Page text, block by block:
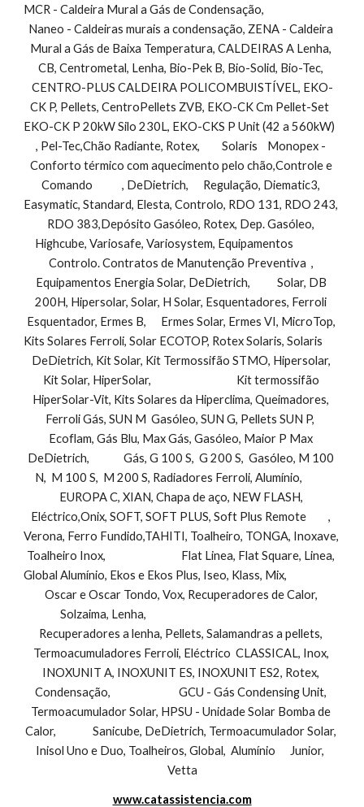
MCR - Caldeira Mural a Gás de Condensação,
Naneo - Caldeiras murais a condensação, ZENA - Caldeira
Mural a Gás de Baixa Temperatura, CALDEIRAS A Lenha,
CB, Centrometal, Lenha, Bio-Pek B, Bio-Solid, Bio-Tec,
CENTRO-PLUS CALDEIRA POLICOMBUISTÍVEL, EKO-
CK P, Pellets, CentroPellets ZVB, EKO-CK Cm Pellet-Set
EKO-CK P 20kW Silo 230L, EKO-CKS P Unit (42 a 560kW)
, Pel-Tec,Chão Radiante, Rotex,         Solaris    Monopex -
Conforto térmico com aquecimento pelo chão,Controle e
Comando            , DeDietrich,      Regulação, Diematic3,
Easymatic, Standard, Elesta, Controlo, RDO 131, RDO 243,
RDO 383,Depósito Gasóleo, Rotex, Dep. Gasóleo,
Highcube, Variosafe, Variosystem, Equipamentos
Controlo. Contratos de Manutenção Preventiva  ,
Equipamentos Energia Solar, DeDietrich,           Solar, DB
200H, Hipersolar, Solar, H Solar, Esquentadores, Ferroli
Esquentador, Ermes B,      Ermes Solar, Ermes VI, MicroTop,
Kits Solares Ferroli, Solar ECOTOP, Rotex Solaris, Solaris
DeDietrich, Kit Solar, Kit Termossifão STMO, Hipersolar,
Kit Solar, HiperSolar,                                   Kit termossifão
HiperSolar-Vit, Kits Solares da Hiperclima, Queimadores,
Ferroli Gás, SUN M  Gasóleo, SUN G, Pellets SUN P,
Ecoflam, Gás Blu, Max Gás, Gasóleo, Maior P Max
DeDietrich,              Gás, G 100 S,  G 200 S,  Gasóleo, M 100
N,  M 100 S,  M 200 S, Radiadores Ferroli, Alumínio,
EUROPA C, XIAN, Chapa de aço, NEW FLASH,
Eléctrico,Onix, SOFT, SOFT PLUS, Soft Plus Remote         ,
Verona, Ferro Fundido,TAHITI, Toalheiro, TONGA, Inoxave,
Toalheiro Inox,                               Flat Linea, Flat Square, Linea,
Global Alumínio, Ekos e Ekos Plus, Iseo, Klass, Mix,
Oscar e Oscar Tondo, Vox, Recuperadores de Calor,
Solzaima, Lenha,
Recuperadores a lenha, Pellets, Salamandras a pellets,
Termoacumuladores Ferroli, Eléctrico  CLASSICAL, Inox,
INOXUNIT A, INOXUNIT ES, INOXUNIT ES2, Rotex,
Condensação,                            GCU - Gás Condensing Unit,
Termoacumulador Solar, HPSU - Unidade Solar Bomba de
Calor,               Sanicube, DeDietrich, Termoacumulador Solar,
Inisol Uno e Duo, Toalheiros, Global,  Alumínio      Junior,
Vetta
www.catassistencia.com